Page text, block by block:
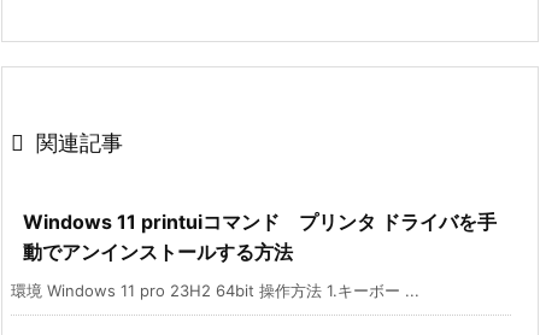
 関連記事
Windows 11 printuiコマンド プリンタ ドライバを手
動でアンインストールする方法
環境 Windows 11 pro 23H2 64bit 操作方法 1.キーボー ...